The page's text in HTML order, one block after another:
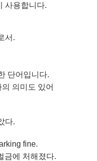
사용합니다.
서.
단어입니다.
의미도 있어
다.
fine.
금에 처해졌다.